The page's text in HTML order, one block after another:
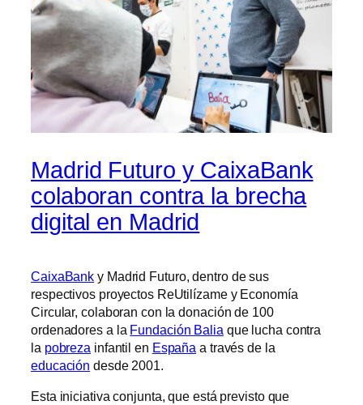
Madrid Futuro y CaixaBank
colaboran contra la brecha
digital en Madrid
CaixaBank y Madrid Futuro, dentro de sus
respectivos proyectos ReUtilízame y Economía
Circular, colaboran con la donación de 100
ordenadores a la Fundación Balia que lucha contra
la pobreza infantil en España a través de la
educación desde 2001.
Esta iniciativa conjunta, que está previsto que